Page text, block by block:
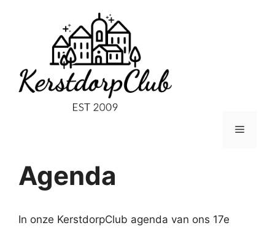
Menu
Agenda
In onze KerstdorpClub agenda van ons 17e